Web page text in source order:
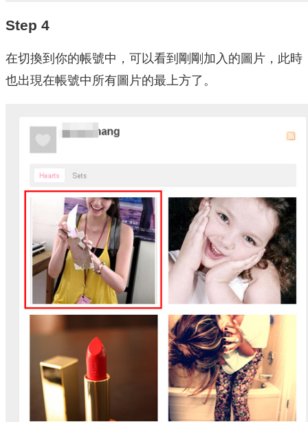
Step 4
在切換到你的帳號中，可以看到剛剛加入的圖片，此時
也出現在帳號中所有圖片的最上方了。